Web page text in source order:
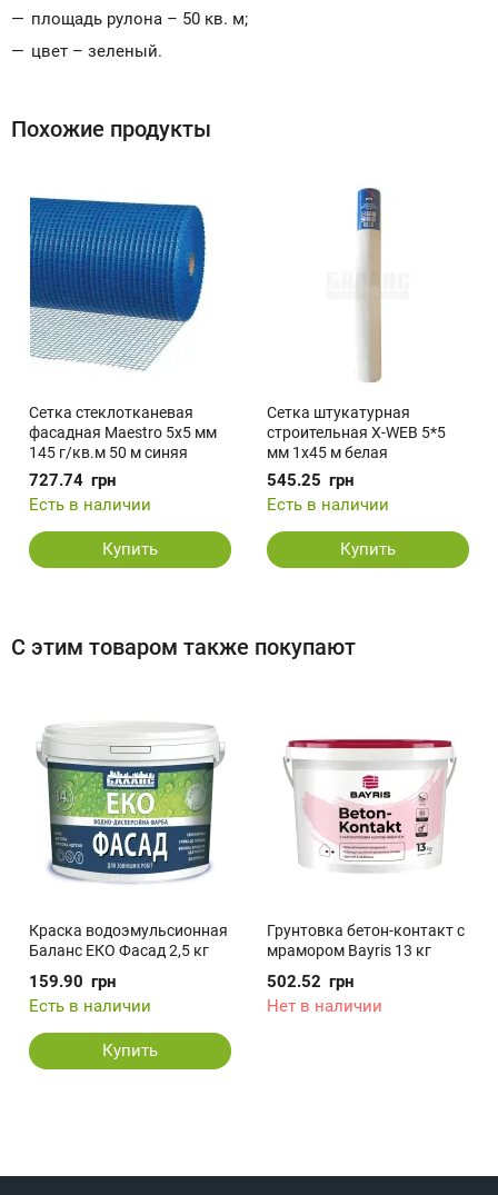
площадь рулона – 50 кв. м;
цвет – зеленый.
Похожие продукты
Сетка стеклотканевая
фасадная Maestro 5х5 мм
145 г/кв.м 50 м синяя
727.74 грн
Есть в наличии
Купить
Сетка штукатурная
строительная X-WEB 5*5
мм 1x45 м белая
545.25 грн
Есть в наличии
Купить
С этим товаром также покупают
Краска водоэмульсионная
Баланс ЕКО Фасад 2,5 кг
159.90 грн
Есть в наличии
Купить
Грунтовка бетон-контакт с
мрамором Bayris 13 кг
502.52 грн
Нет в наличии